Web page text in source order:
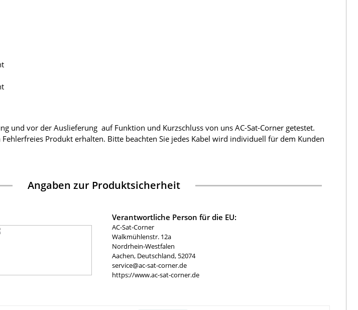
und vor der Auslieferung auf Funktion und Kurzschluss von uns AC-Sat-Corner getestet.
Produkt erhalten. Bitte beachten Sie jedes Kabel wird individuell für dem Kunden
Angaben zur Produktsicherheit
Verantwortliche Person für die EU:
AC-Sat-Corner
Walkmühlenstr. 12a
Nordrhein-Westfalen
Aachen, Deutschland, 52074
service@ac-sat-corner.de
https://www.ac-sat-corner.de